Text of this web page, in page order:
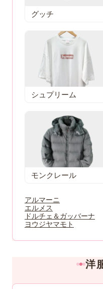
グッチ
シュプリーム
モンクレール
アルマーニ
エルメス
ドルチェ＆ガッバーナ
ヨウジヤマモト
洋